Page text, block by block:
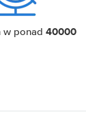
w ponad40000